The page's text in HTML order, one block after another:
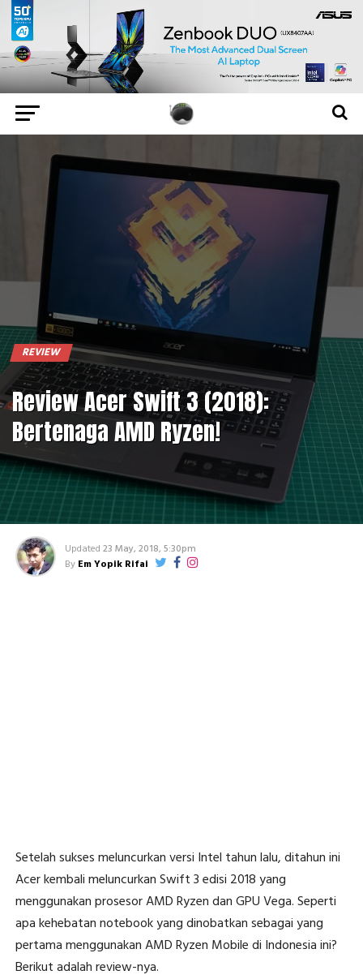
REVIEW
Review Acer Swift 3 (2018):
Bertenaga AMD Ryzen!
Updated 23 May, 2018, 5:30pm
By Em Yopik Rifai
Setelah sukses meluncurkan versi Intel tahun lalu, ditahun ini
Acer kembali meluncurkan Swift 3 edisi 2018 yang
menggunakan prosesor AMD Ryzen dan GPU Vega. Seperti
apa kehebatan notebook yang dinobatkan sebagai yang
pertama menggunakan AMD Ryzen Mobile di Indonesia ini?
Berikut adalah review-nya.